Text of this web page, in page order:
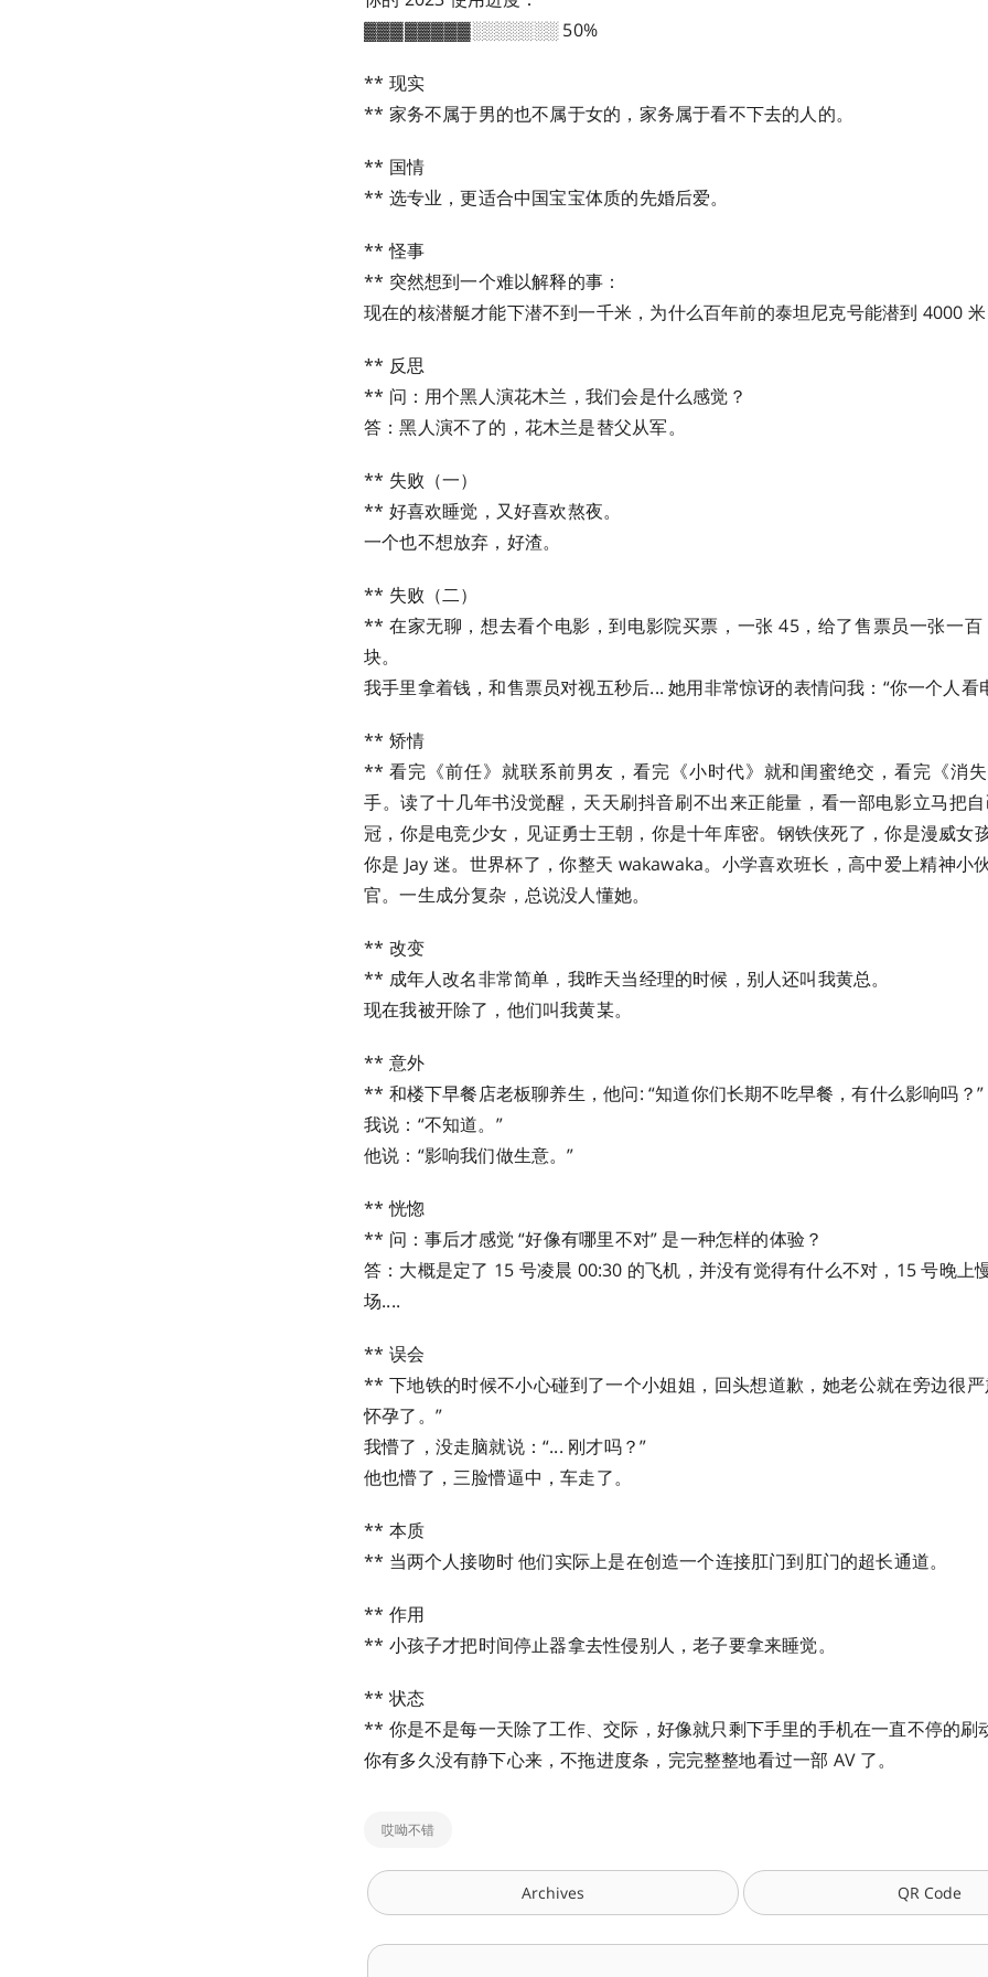
▓▓▓▓▓▓▓▓░░░░░░░ 50%
** 现实
** 家务不属于男的也不属于女的，家务属于看不下去的人的。
** 国情
** 选专业，更适合中国宝宝体质的先婚后爱。
** 怪事
** 突然想到一个难以解释的事：
现在的核潜艇才能下潜不到一千米，为什么百年前的泰坦尼克号能潜到 4000
** 反思
** 问：用个黑人演花木兰，我们会是什么感觉？
答：黑人演不了的，花木兰是替父从军。
** 失败（一）
** 好喜欢睡觉，又好喜欢熬夜。
一个也不想放弃，好渣。
** 失败（二）
** 在家无聊，想去看个电影，到电影院买票，一张 45，给了售票员一张一
块。
我手里拿着钱，和售票员对视五秒后... 她用非常惊讶的表情问我：“你一个人看
** 矫情
** 看完《前任》就联系前男友，看完《小时代》就和闺蜜绝交，看完《消
手。读了十几年书没觉醒，天天刷抖音刷不出来正能量，看一部电影立马把
冠，你是电竞少女，见证勇士王朝，你是十年库密。钢铁侠死了，你是漫威女
你是 Jay 迷。世界杯了，你整天 wakawaka。小学喜欢班长，高中爱上精神小
官。一生成分复杂，总说没人懂她。
** 改变
** 成年人改名非常简单，我昨天当经理的时候，别人还叫我黄总。
现在我被开除了，他们叫我黄某。
** 意外
** 和楼下早餐店老板聊养生，他问: “知道你们长期不吃早餐，有什么影响吗？”
我说：“不知道。”
他说：“影响我们做生意。”
** 恍惚
** 问：事后才感觉 “好像有哪里不对” 是一种怎样的体验？
答：大概是定了 15 号凌晨 00:30 的飞机，并没有觉得有什么不对，15 号晚上
场....
** 误会
** 下地铁的时候不小心碰到了一个小姐姐，回头想道歉，她老公就在旁边很
怀孕了。”
我懵了，没走脑就说：“... 刚才吗？”
他也懵了，三脸懵逼中，车走了。
** 本质
** 当两个人接吻时 他们实际上是在创造一个连接肛门到肛门的超长通道。
** 作用
** 小孩子才把时间停止器拿去性侵别人，老子要拿来睡觉。
** 状态
** 你是不是每一天除了工作、交际，好像就只剩下手里的手机在一直不停的刷
你有多久没有静下心来，不拖进度条，完完整整地看过一部 AV 了。
哎呦不错
Archives QR Code